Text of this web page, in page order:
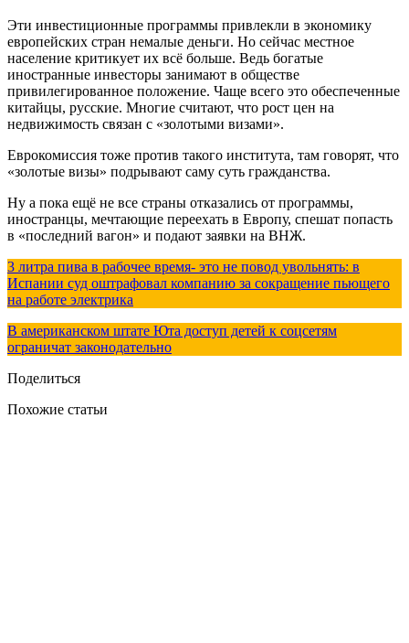
Эти инвестиционные программы привлекли в экономику
европейских стран немалые деньги. Но сейчас местное
население критикует их всё больше. Ведь богатые
иностранные инвесторы занимают в обществе
привилегированное положение. Чаще всего это обеспеченные
китайцы, русские. Многие считают, что рост цен на
недвижимость связан с «золотыми визами».
Еврокомиссия тоже против такого института, там говорят, что
«золотые визы» подрывают саму суть гражданства.
Ну а пока ещё не все страны отказались от программы,
иностранцы, мечтающие переехать в Европу, спешат попасть
в «последний вагон» и подают заявки на ВНЖ.
3 литра пива в рабочее время- это не повод увольнять: в
Испании суд оштрафовал компанию за сокращение пьющего
на работе электрика
В американском штате Юта доступ детей к соцсетям
ограничат законодательно
Поделиться
Похожие статьи